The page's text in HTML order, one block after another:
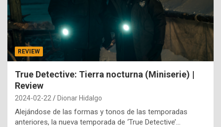
REVIEW
True Detective: Tierra nocturna (Miniserie) |
Review
2024-02-22 Dionar Hidalgo
Alejándose de las formas y tonos de las temporadas
anteriores, la nueva temporada de ‘True Detective’…